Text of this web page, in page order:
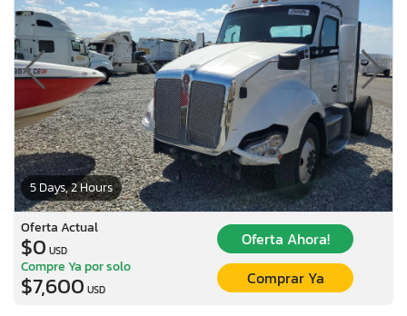
5 Days, 2 Hours
Oferta Actual
$0 USD
Oferta Ahora!
Compre Ya por solo
$7,600 USD
Comprar Ya